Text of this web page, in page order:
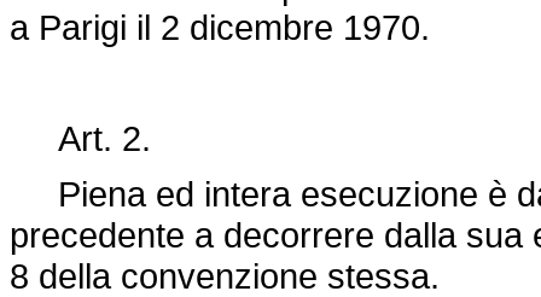
a Parigi il 2 dicembre 1970.
Art. 2.
Piena ed intera esecuzione è
precedente a decorrere dalla
8 della convenzione stessa.